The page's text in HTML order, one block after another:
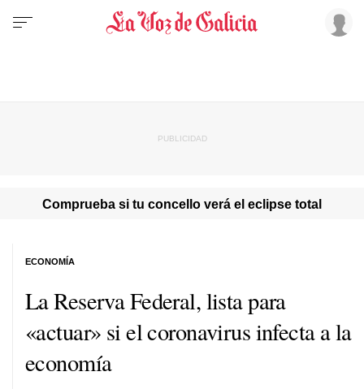
Comprueba si tu concello verá el eclipse total
La Reserva Federal, lista para
«actuar» si el coronavirus infecta a la
economía
ECONOMÍA